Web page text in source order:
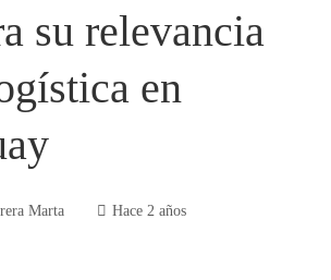
su relevancia
en
Marta Hace 2 años